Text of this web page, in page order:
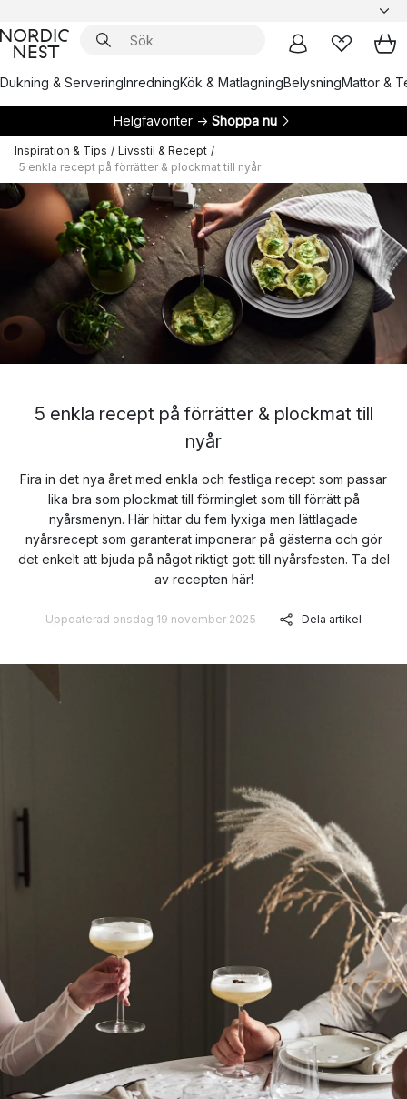
Dukning & ServeringInredningKök & MatlagningBelysningMattor &
Helgfavoriter → Shoppa nu
Inspiration & Tips / Livsstil & Recept /
5 enkla recept på förrätter & plockmat till nyår
5 enkla recept på förrätter & plockmat till
nyår
Fira in det nya året med enkla och festliga recept som passar
lika bra som plockmat till förminglet som till förrätt på
nyårsmenyn. Här hittar du fem lyxiga men lättlagade
nyårsrecept som garanterat imponerar på gästerna och gör
det enkelt att bjuda på något riktigt gott till nyårsfesten. Ta del
av recepten här!
Uppdaterad onsdag 19 november 2025 Dela artikel